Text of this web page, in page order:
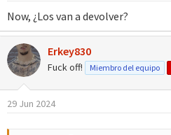
s
:
Now, ¿Los van a devolver?
Erkey830
Fuck off! Miembro del equipo
29 Jun 2024